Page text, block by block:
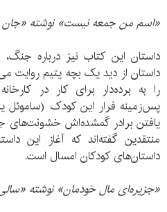
«اسم من جمعه نیست» نوشته «جان
داستان این کتاب نیز درباره
داستان از دید یک بچه یتیم روایت
را به برده‌دار برای کار در
پس‌زمینه فرار این کودک
یافتن برادر گمشده‌اش
منتقدین گفته‌اند که آغاز این
داستان‌های کودکان امسال است.
«جزیره‌ای مال خودمان» نوشته